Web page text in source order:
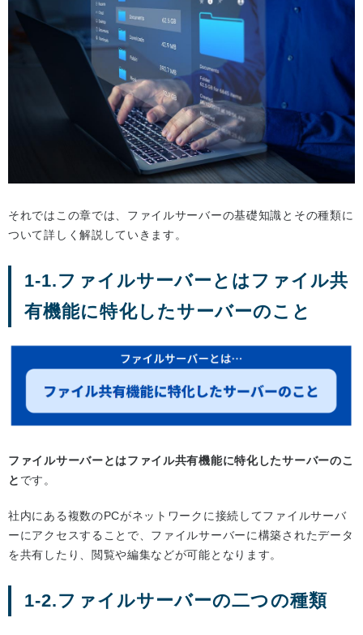
それではこの章では、ファイルサーバーの基礎知識とその種類に
ついて詳しく解説していきます。
1-1.ファイルサーバーとはファイル共
有機能に特化したサーバーのこと
ファイルサーバーとはファイル共有機能に特化したサーバーのこ
と です。
社内にある複数のPCがネットワークに接続してファイルサーバ
ーにアクセスすることで、ファイルサーバーに構築されたデータ
を共有したり、閲覧や編集などが可能となります。
1-2.ファイルサーバーの二つの種類